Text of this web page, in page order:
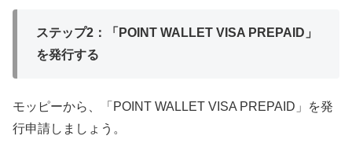
ステップ2：「POINT WALLET VISA PREPAID」
を発行する
モッピーから、「POINT WALLET VISA PREPAID」を発
行申請しましょう。